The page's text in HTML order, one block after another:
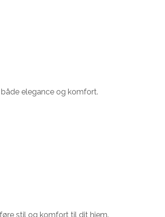
elegance og komfort.
stil og komfort til dit hjem.